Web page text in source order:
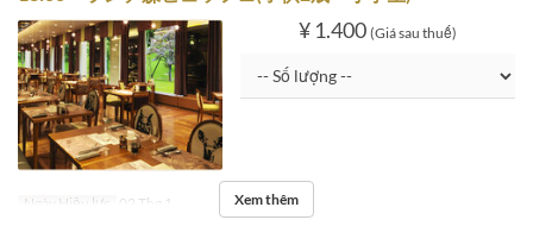
¥ 1.400 (Giá sau thuế)
Ngày Hiệu lực 02 Thg 1 Xem thêm